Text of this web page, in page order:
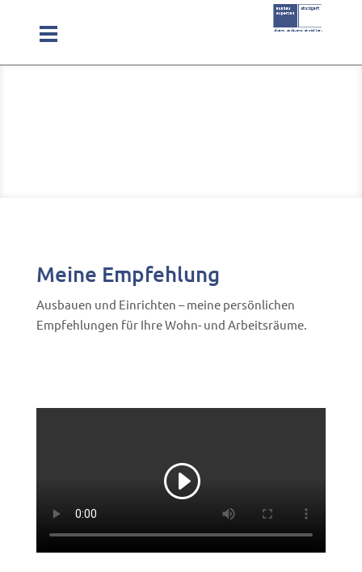
Meine Empfehlung
Ausbauen und Einrichten – meine persönlichen
Empfehlungen für Ihre Wohn- und Arbeitsräume.